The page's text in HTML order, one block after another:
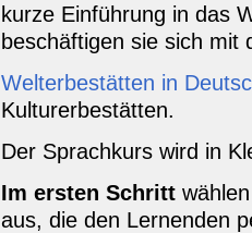
kurze Einführung in das
beschäftigen sie sich mit
Welterbestätten in
Kulturerbestätten.
Der Sprachkurs wird in
Im ersten Schritt
aus, die den Lernenden